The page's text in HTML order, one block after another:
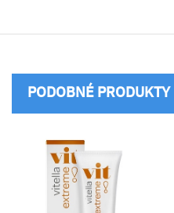
PODOBNÉ PRODUKTY